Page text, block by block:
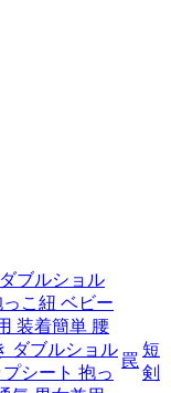
ブルショル
こ紐 ベビー
装着簡単 腰
ダブルショル
シート 抱っ
罠
短
剣